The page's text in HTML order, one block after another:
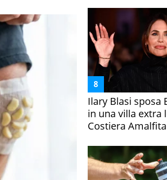
Ilary Blasi sposa
in una villa extra
Costiera